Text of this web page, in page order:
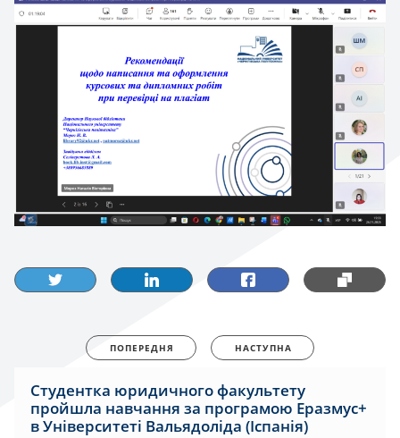
ПОПЕРЕДНЯ НАСТУПНА
Студентка юридичного факультету
пройшла навчання за програмою Еразмус+
в Університеті Вальядоліда (Іспанія)